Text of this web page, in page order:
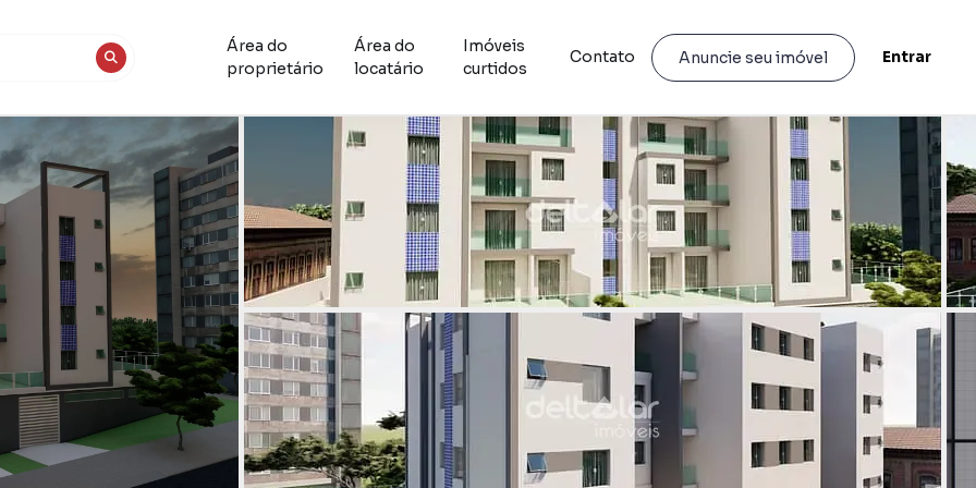
Área do
proprietário
Área do
locatário
Imóveis
curtidos
Contato Anuncie seu imóvel Entrar